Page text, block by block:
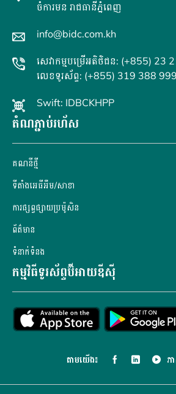
ចំការមន រាជធានីភ្នំពេញ
info@bidc.com.kh
សេវាកម្មបម្រើអតិថិជន: (+855) 23
លេខទូរស័ព្ទ: (+855) 319 388
Swift: IDBCKHPP
តំណភ្ជាប់រហ័ស
គណនី​ថ្មី
ទីតាំងអេធីអឹម/សាខា
ការផ្សព្វផ្សាយប្រម៉ូសិន
ព័ត៌មាន
ទំនាក់ទំនង
កម្មវិធីទូរស័ព្ទប៊ីអាយឌីស៊ី
ភ
តាម​យើង៖